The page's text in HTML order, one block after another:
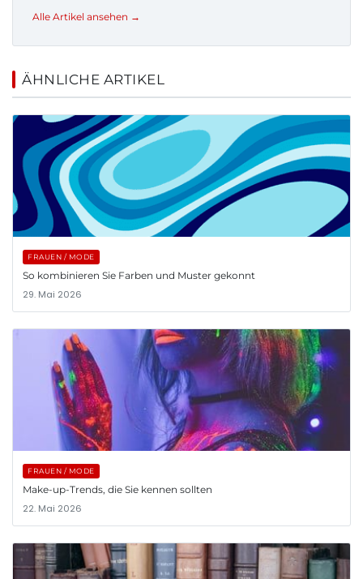
Alle Artikel ansehen →
ÄHNLICHE ARTIKEL
FRAUEN / MODE
So kombinieren Sie Farben und Muster gekonnt
29. Mai 2026
FRAUEN / MODE
Make-up-Trends, die Sie kennen sollten
22. Mai 2026